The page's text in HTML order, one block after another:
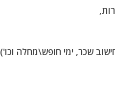
שכר, ימי חופש\מחלה וכו')